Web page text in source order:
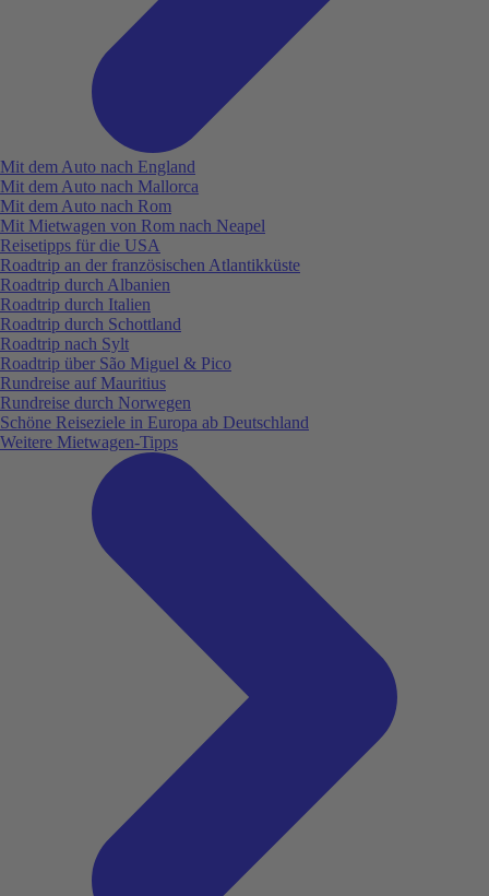
Mit dem Auto nach England
Mit dem Auto nach Mallorca
Mit dem Auto nach Rom
Mit Mietwagen von Rom nach Neapel
Reisetipps für die USA
Roadtrip an der französischen Atlantikküste
Roadtrip durch Albanien
Roadtrip durch Italien
Roadtrip durch Schottland
Roadtrip nach Sylt
Roadtrip über São Miguel & Pico
Rundreise auf Mauritius
Rundreise durch Norwegen
Schöne Reiseziele in Europa ab Deutschland
Weitere Mietwagen-Tipps